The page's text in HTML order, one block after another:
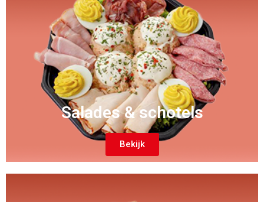
Salades & schotels
Bekijk